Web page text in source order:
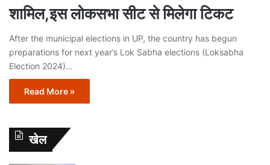
शामिल,इस लोकसभा सीट से मिलेगा टिकट
After the municipal elections in UP, the country has begun
preparations for next year’s Lok Sabha elections (Loksabha
Election 2024)…
Read More »
खेल